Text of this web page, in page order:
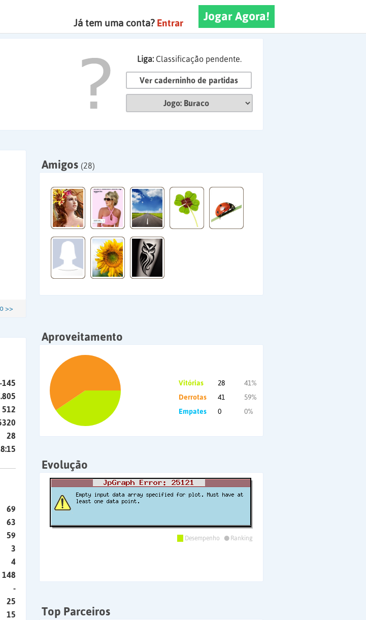
Jogar Agora!
Já tem uma conta? Entrar
Liga: Classificação pendente.
Ver caderninho de partidas
>>
Amigos (28)
-145
512
28
69
63
59
3
4
148
-
25
15
Aproveitamento
Vitórias 28
41%
Derrotas
41
59%
Empates
0 0%
Evolução
Desempenho •
Ranking
Top Parceiros